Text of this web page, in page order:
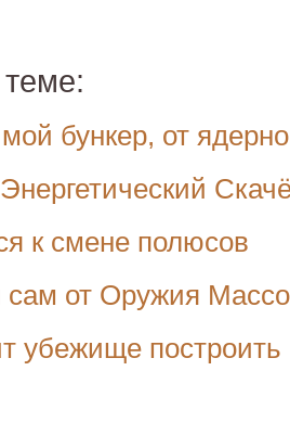
бункер, от
к смене полюсов
от Оружия
убежище построить